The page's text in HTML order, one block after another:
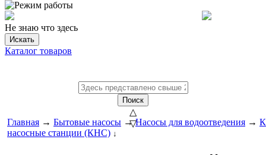
Не знаю что здесь
Искать
Каталог товаров
Поиск
△
▽
Главная → Бытовые насосы → Насосы для водоотведения →
насосные станции (КНС) ↓